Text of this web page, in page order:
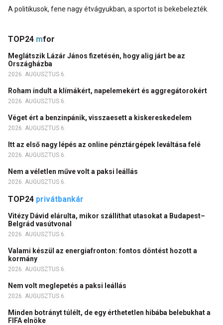
A politikusok, fene nagy étvágyukban, a sportot is bekebelezték.
TOP24 mfor
Meglátszik Lázár János fizetésén, hogy alig járt be az
Országházba
2026. AUGUSZTUS 6.
Roham indult a klímákért, napelemekért és aggregátorokért
2026. AUGUSZTUS 6.
Véget ért a benzinpánik, visszaesett a kiskereskedelem
2026. AUGUSZTUS 6.
Itt az első nagy lépés az online pénztárgépek leváltása felé
2026. AUGUSZTUS 6.
Nem a véletlen műve volt a paksi leállás
2026. AUGUSZTUS 6.
TOP24 privátbankár
Vitézy Dávid elárulta, mikor szállíthat utasokat a Budapest–
Belgrád vasútvonal
2026. AUGUSZTUS 6.
Valami készül az energiafronton: fontos döntést hozott a
kormány
2026. AUGUSZTUS 6.
Nem volt meglepetés a paksi leállás
2026. AUGUSZTUS 6.
Minden botrányt túlélt, de egy érthetetlen hibába belebukhat a
FIFA elnöke